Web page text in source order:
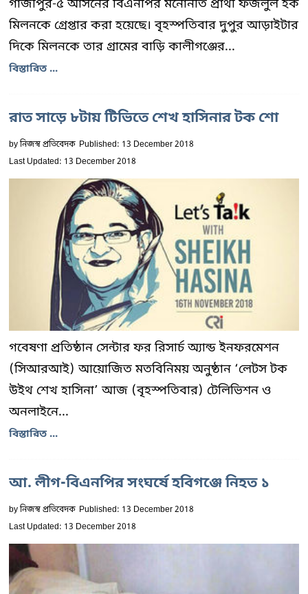
গাজীপুর-৫ আসনের বিএনপির মনোনীত প্রার্থী ফজলুল হক
মিলনকে গ্রেপ্তার করা হয়েছে। বৃহস্পতিবার দুপুর আড়াইটার
দিকে মিলনকে তার গ্রামের বাড়ি কালীগঞ্জের...
বিস্তারিত ...
রাত সাড়ে ৮টায় টিভিতে শেখ হাসিনার টক শো
byনিজস্ব প্রতিবেদক Published: 13 December 2018
Last Updated: 13 December 2018
গবেষণা প্রতিষ্ঠান সেন্টার ফর রিসার্চ অ্যান্ড ইনফরমেশন
(সিআরআই) আয়োজিত মতবিনিময় অনুষ্ঠান ‘লেটস টক
উইথ শেখ হাসিনা’ আজ (বৃহস্পতিবার) টেলিভিশন ও
অনলাইনে...
বিস্তারিত ...
আ. লীগ-বিএনপির সংঘর্ষে হ‌বিগ‌ঞ্জে নিহত ১
byনিজস্ব প্রতিবেদক Published: 13 December 2018
Last Updated: 13 December 2018